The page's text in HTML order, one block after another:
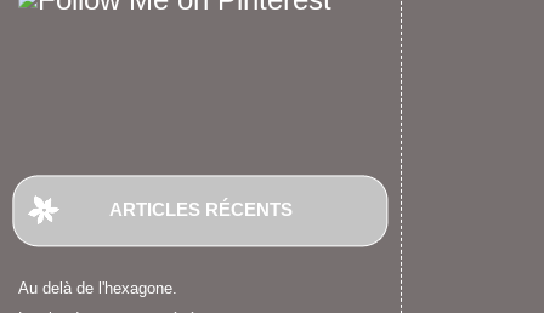
ARTICLES RÉCENTS
Au delà de l'hexagone.